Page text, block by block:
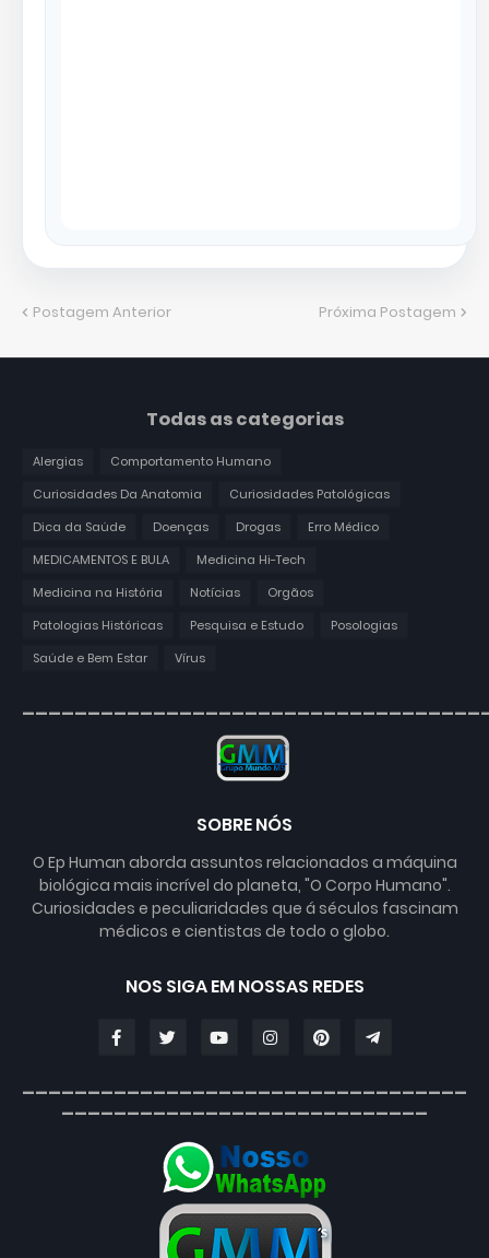
Postagem Anterior Próxima Postagem
Todas as categorias
Alergias
Comportamento Humano
Curiosidades Da Anatomia
Curiosidades Patológicas
Dica da Saúde
Doenças Drogas
Erro Médico
MEDICAMENTOS E BULA
Medicina Hi-Tech
Medicina na História
Notícias
Orgãos
Patologias Históricas
Pesquisa e Estudo
Posologias
Saúde e Bem Estar
Vírus
SOBRE NÓS
O Ep Human aborda assuntos relacionados a máquina
biológica mais incrível do planeta, "O Corpo Humano".
Curiosidades e peculiaridades que á séculos fascinam
médicos e cientistas de todo o globo.
NOS SIGA EM NOSSAS REDES
__________________________________
____________________________